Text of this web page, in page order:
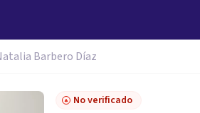
Barbero Díaz
No verificado